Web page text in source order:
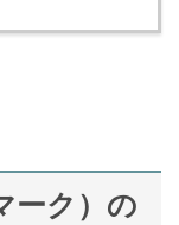
ーク）の